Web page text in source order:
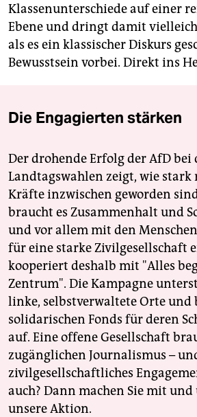
Klassenunterschiede auf einer
Ebene und dringt damit
als es ein klassischer Diskurs
Bewusstsein vorbei. Direkt ins
Die Engagierten stärken
Der drohende Erfolg der AfD bei
Landtagswahlen zeigt, wie stark
Kräfte inzwischen geworden
braucht es Zusammenhalt und
und vor allem mit den
für eine starke Zivilgesellschaft
kooperiert deshalb mit "Alles
Zentrum". Die Kampagne
linke, selbstverwaltete Orte und
solidarischen Fonds für deren
auf. Eine offene Gesellschaft
zugänglichen Journalismus –
zivilgesellschaftliches
auch? Dann machen Sie mit
unsere Aktion.